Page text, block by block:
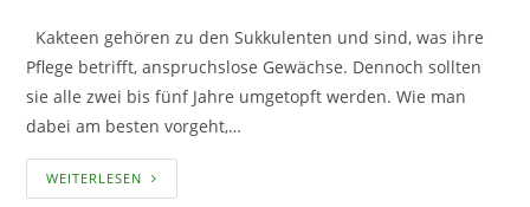
Kakteen gehören zu den Sukkulenten und sind, was ihre
Pflege betrifft, anspruchslose Gewächse. Dennoch sollten
sie alle zwei bis fünf Jahre umgetopft werden. Wie man
dabei am besten vorgeht,…
WEITERLESEN KAKTEEN
UMTOPFEN